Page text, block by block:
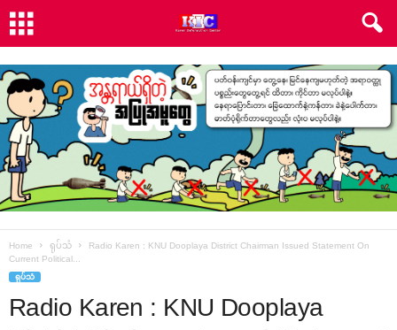
Home ရုပ်သံ
Radio Karen : KNU Dooplaya District Chairman Issued Statement On
Current Political...
ရုပ်သံ
Radio Karen : KNU Dooplaya